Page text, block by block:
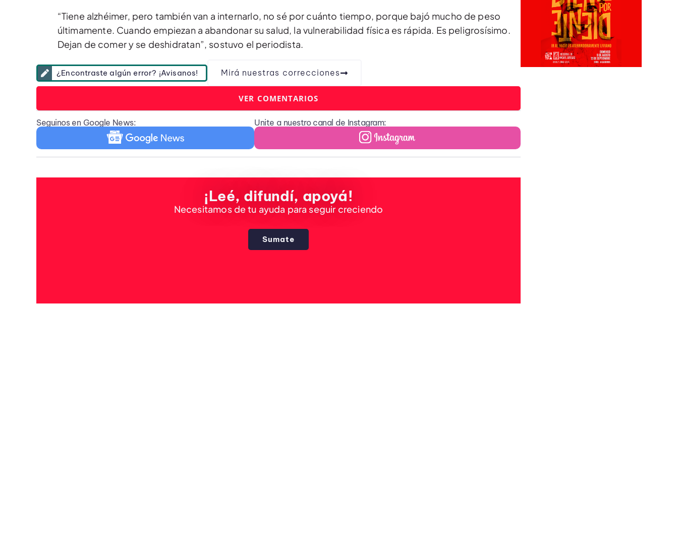
“Tiene alzhéimer, pero también van a internarlo, no sé por cuánto tiempo, porque bajó mucho de peso
últimamente. Cuando empiezan a abandonar su salud, la vulnerabilidad física es rápida. Es peligrosísimo.
Dejan de comer y se deshidratan”, sostuvo el periodista.
¿Encontraste algún error? ¡Avisanos! Mirá nuestras correcciones
VER COMENTARIOS
Seguinos en Google News: Unite a nuestro canal de Instagram:
¡Leé, difundí, apoyá!
Necesitamos de tu ayuda para seguir creciendo
Sumate